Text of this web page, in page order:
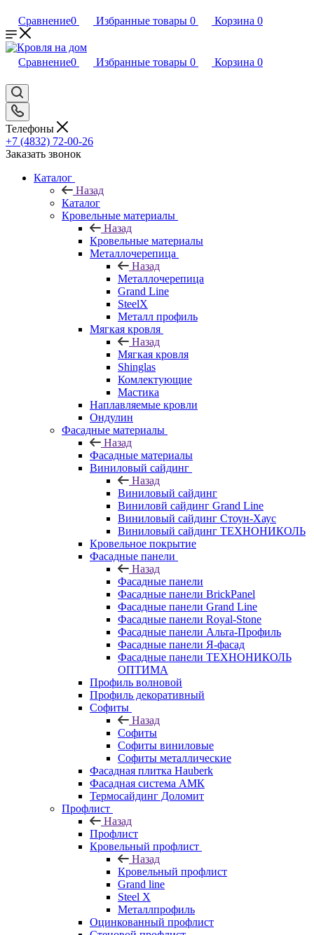
Сравнение0 Избранные товары 0 Корзина 0
Сравнение0 Избранные товары 0 Корзина 0
Телефоны
+7 (4832) 72-00-26
Заказать звонок
Каталог
Назад
Каталог
Кровельные материалы
Назад
Кровельные материалы
Металлочерепица
Назад
Металлочерепица
Grand Line
SteelX
Металл профиль
Мягкая кровля
Назад
Мягкая кровля
Shinglas
Комлектующие
Мастика
Наплавляемые кровли
Ондулин
Фасадные материалы
Назад
Фасадные материалы
Виниловый сайдинг
Назад
Виниловый сайдинг
Виниловй сайдинг Grand Line
Виниловый сайдинг Стоун-Хаус
Виниловый сайдинг ТЕХНОНИКОЛЬ
Кровельное покрытие
Фасадные панели
Назад
Фасадные панели
Фасадные панели BrickPanel
Фасадные панели Grand Line
Фасадные панели Royal-Stone
Фасадные панели Альта-Профиль
Фасадные панели Я-фасад
Фасадные панели ТЕХНОНИКОЛЬ
ОПТИМА
Профиль волновой
Профиль декоративный
Софиты
Назад
Софиты
Софиты виниловые
Софиты металлические
Фасадная плитка Hauberk
Фасадная система АМК
Термосайдинг Доломит
Профлист
Назад
Профлист
Кровельный профлист
Назад
Кровельный профлист
Grand line
Steel X
Металлпрофиль
Оцинкованный профлист